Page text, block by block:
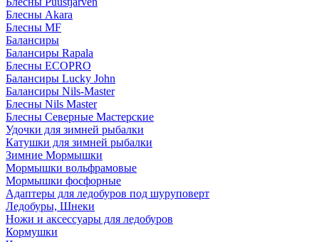
Блесны Akara
Блесны MF
Балансиры
Балансиры Rapala
Блесны ECOPRO
Балансиры Lucky John
Балансиры Nils-Master
Блесны Nils Master
Блесны Северные Мастерские
Удочки для зимней рыбалки
Катушки для зимней рыбалки
Зимние Мормышки
Мормышки вольфрамовые
Мормышки фосфорные
Адаптеры для ледобуров под шуруповерт
Ледобуры, Шнеки
Ножи и аксессуары для ледобуров
Кормушки